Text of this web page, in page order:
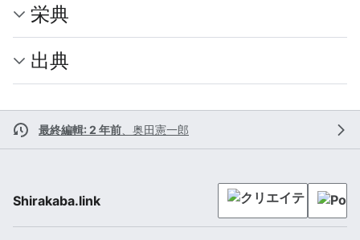
栄典
出典
最終編輯: 2 年前 奥田憲一郎
Shirakaba.link